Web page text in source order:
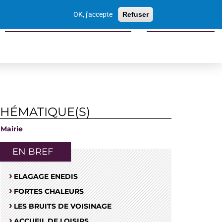
OK, j'accepte Refuser
Sports culture loisirs tourisme
Mairie
EN BREF
ELAGAGE ENEDIS
FORTES CHALEURS
LES BRUITS DE VOISINAGE